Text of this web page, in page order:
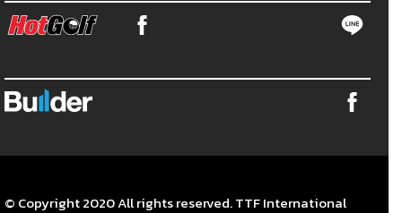
© Copyright 2020 All rights reserved. TTF International